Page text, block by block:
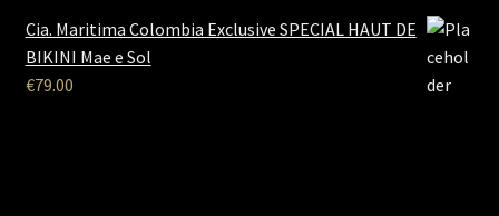
Cia. Maritima Colombia Exclusive SPECIAL HAUT DE
BIKINI Mae e Sol
€79.00